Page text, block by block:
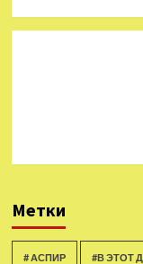
Метки
# АСПИР #В ЭТОТ